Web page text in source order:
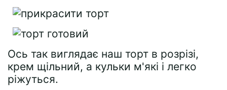
Ось так виглядає наш торт в розрізі,
крем щільний, а кульки м'які і легко
ріжуться.